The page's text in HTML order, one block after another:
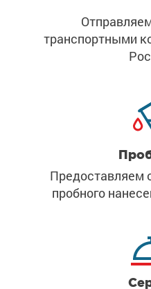
транспортными
пробного